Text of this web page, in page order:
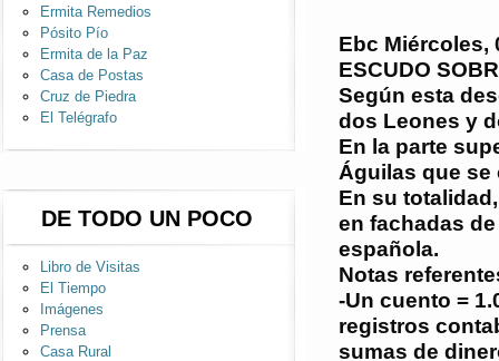
Ermita Remedios
Pósito Pío
Ermita de la Paz
Casa de Postas
Cruz de Piedra
El Telégrafo
DE TODO UN POCO
Libro de Visitas
El Tiempo
Imágenes
Prensa
Casa Rural
Ebc Miércoles,
ESCUDO
Según esta
dos Leones y
En la parte
Águilas que se
En su
en fachadas
española.
Notas
-Un cuento =
registros
sumas de